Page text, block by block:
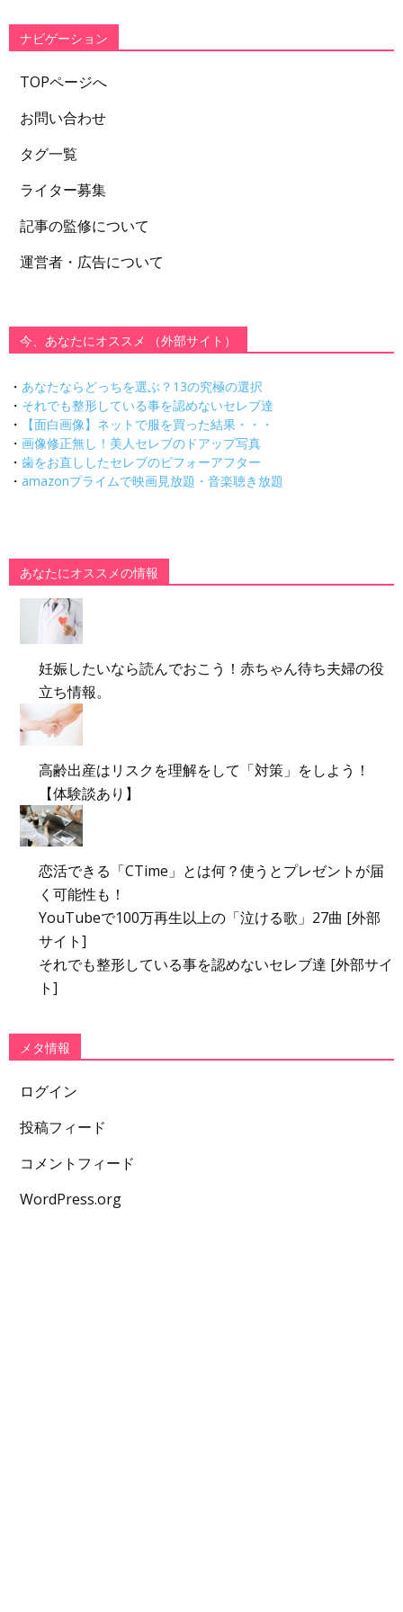
ー
ナビゲーション
TOPページへ
お問い合わせ
タグ一覧
ライター募集
記事の監修について
運営者・広告について
今、あなたにオススメ （外部サイト）
・ あなたならどっちを選ぶ？13の究極の選択
・ それでも整形している事を認めないセレブ達
・
【面白画像】ネットで服を買った結果・・・
・ 画像修正無し！美人セレブのドアップ写真
・ 歯をお直ししたセレブのビフォーアフター
・ amazonプライムで映画見放題・音楽聴き放題
あなたにオススメの情報
妊娠したいなら読んでおこう！赤ちゃん待ち夫婦の役
立ち情報。
高齢出産はリスクを理解をして「対策」をしよう！
【体験談あり】
恋活できる「CTime」とは何？使うとプレゼントが届
く可能性も！
YouTubeで100万再生以上の「泣ける歌」27曲 [外部
サイト]
それでも整形している事を認めないセレブ達 [外部サイ
ト]
メタ情報
ログイン
投稿フィード
コメントフィード
WordPress.org